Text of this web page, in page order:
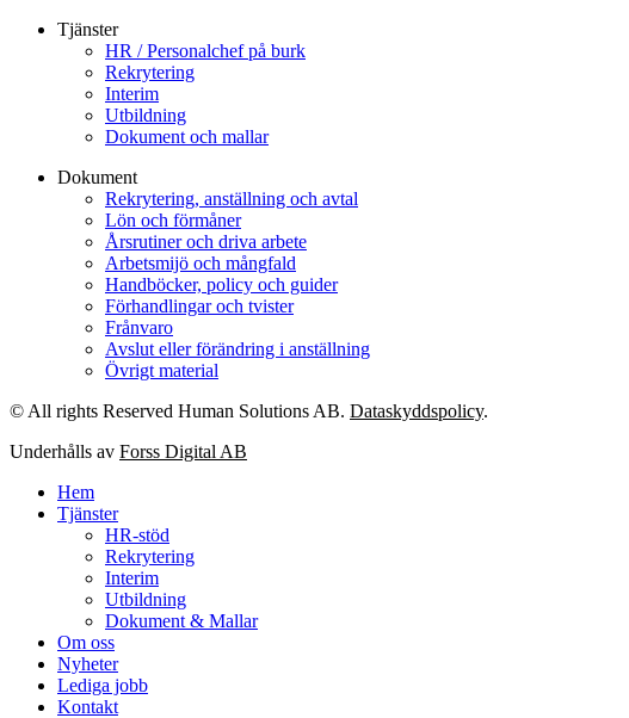
Tjänster
HR / Personalchef på burk
Rekrytering
Interim
Utbildning
Dokument och mallar
Dokument
Rekrytering, anställning och avtal
Lön och förmåner
Årsrutiner och driva arbete
Arbetsmijö och mångfald
Handböcker, policy och guider
Förhandlingar och tvister
Frånvaro
Avslut eller förändring i anställning
Övrigt material
© All rights Reserved Human Solutions AB. Dataskyddspolicy.
Underhålls av Forss Digital AB
Hem
Tjänster
HR-stöd
Rekrytering
Interim
Utbildning
Dokument & Mallar
Om oss
Nyheter
Lediga jobb
Kontakt